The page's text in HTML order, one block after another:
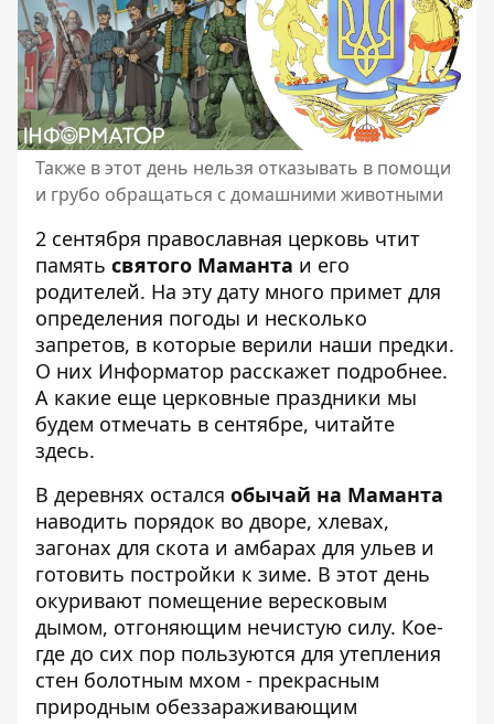
Также в этот день нельзя отказывать в помощи
и грубо обращаться с домашними животными
2 сентября православная церковь чтит
память святого Маманта и его
родителей. На эту дату много примет для
определения погоды и несколько
запретов, в которые верили наши предки.
О них Информатор расскажет подробнее.
А какие еще церковные праздники мы
будем отмечать в сентябре, читайте
здесь.
В деревнях остался обычай на Маманта
наводить порядок во дворе, хлевах,
загонах для скота и амбарах для ульев и
готовить постройки к зиме. В этот день
окуривают помещение вересковым
дымом, отгоняющим нечистую силу. Кое-
где до сих пор пользуются для утепления
стен болотным мхом - прекрасным
природным обеззараживающим